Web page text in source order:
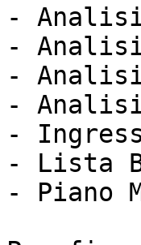
- Analisi
- Analisi
-
-
-
- Lista
- Piano